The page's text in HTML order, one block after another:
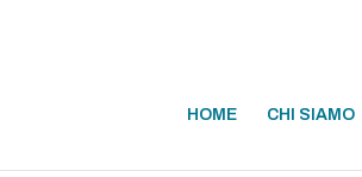
HOME CHI SIAMO